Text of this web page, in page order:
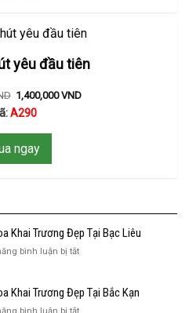
yêu đầu tiên
1,400,000VND
A290
ngay
Khai Trương Đẹp Tại Bạc Liêu
bình luận bị tắtở
Khai
Khai Trương Đẹp Tại Bắc Kạn
bình luận bị tắtở